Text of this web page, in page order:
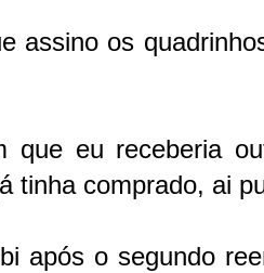
assino os
que eu receberia
tinha comprado, ai
após o segundo